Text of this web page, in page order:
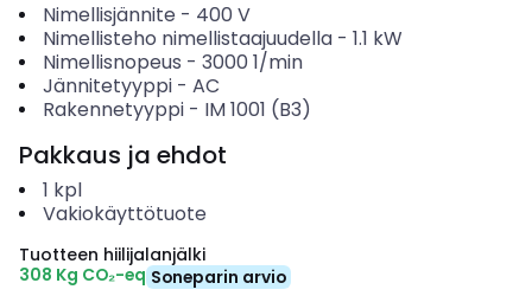
Nimellisjännite - 400 V
Nimellisteho nimellistaajuudella- 1.1 kW
Nimellisnopeus - 3000 1/min
Jännitetyyppi- AC
Rakennetyyppi- IM 1001 (B3)
Pakkaus ja ehdot
1 kpl
Vakiokäyttötuote
Tuotteen hiilijalanjälki
308 Kg CO₂-eq Soneparin arvio